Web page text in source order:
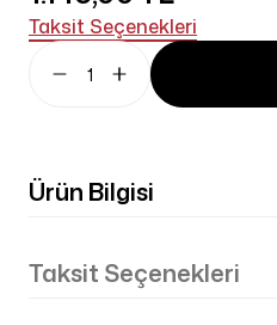
Taksit Seçenekleri
Ürün Bilgisi
Taksit Seçenekleri